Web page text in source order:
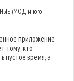
(МОД много
приложение
тому, кто
пустое время, а